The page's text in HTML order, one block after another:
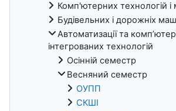
Комп'ютерних технологій і
Будівельних і дорожніх
Автоматизації та
інтегрованих технологій
Осінній семестр
Весняний семестр
ОУПП
СКШІ